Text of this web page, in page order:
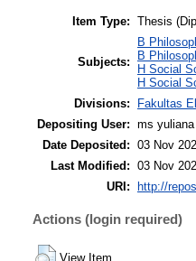
Item Type: Thesis
Subjects:
B
B
H Social
H Social
Divisions:
Fakultas
Depositing User: ms
Date Deposited: 03 Nov
Last Modified: 03 Nov
URI:
http://
Actions (login required)
View Item